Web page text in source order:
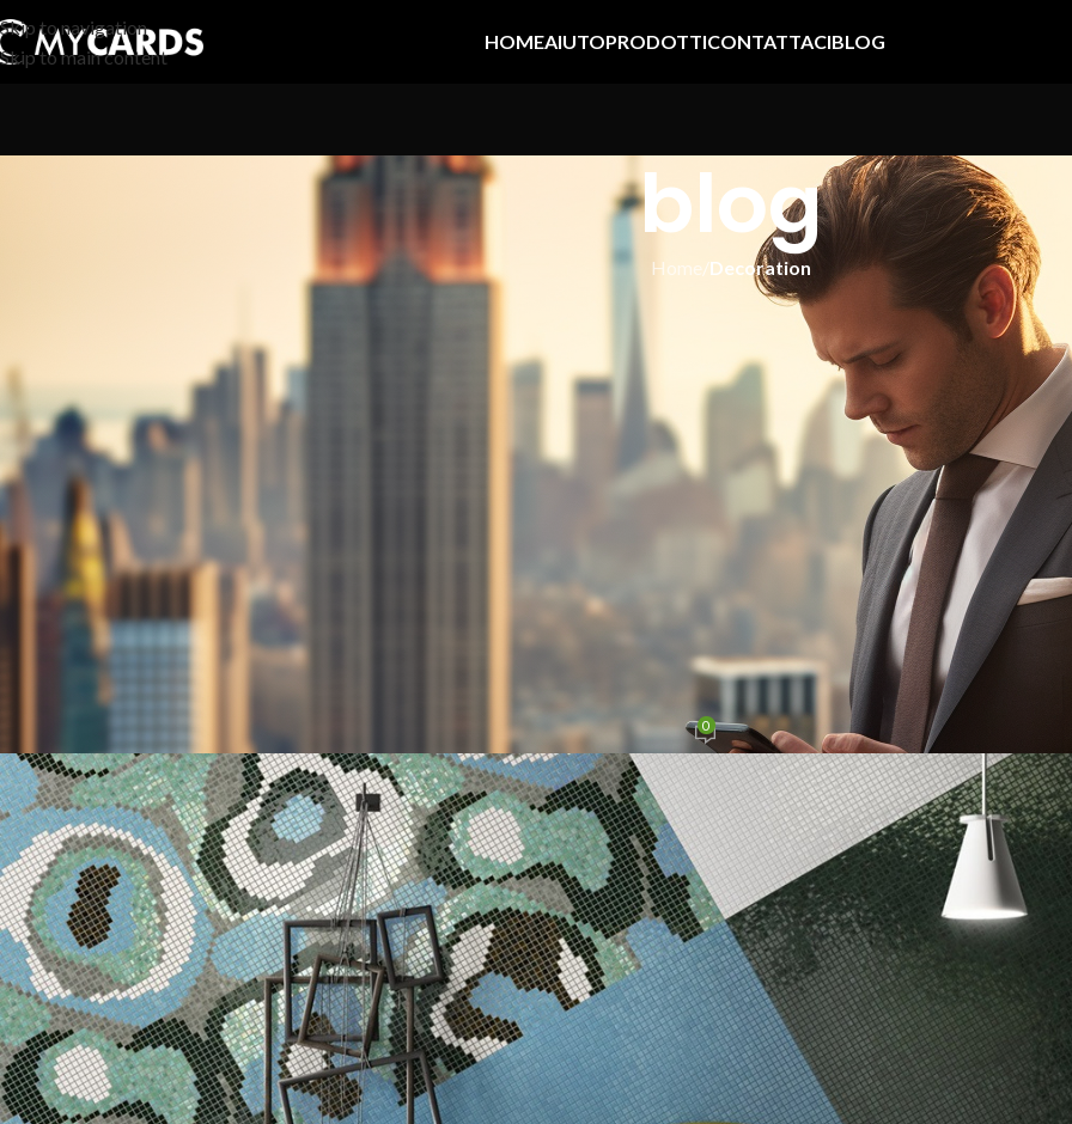
Skip to navigation
Skip to main content
HOMEAIUTOPRODOTTICONTATTACIBLOG
blog
Home/Decoration
Creative water features and exterior
admin On Agosto 27, 2021 0